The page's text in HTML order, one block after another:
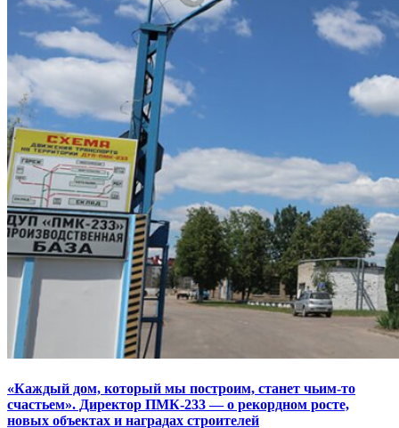
«Каждый дом, который мы построим, станет чьим-то
счастьем». Директор ПМК-233 — о рекордном росте,
новых объектах и наградах строителей